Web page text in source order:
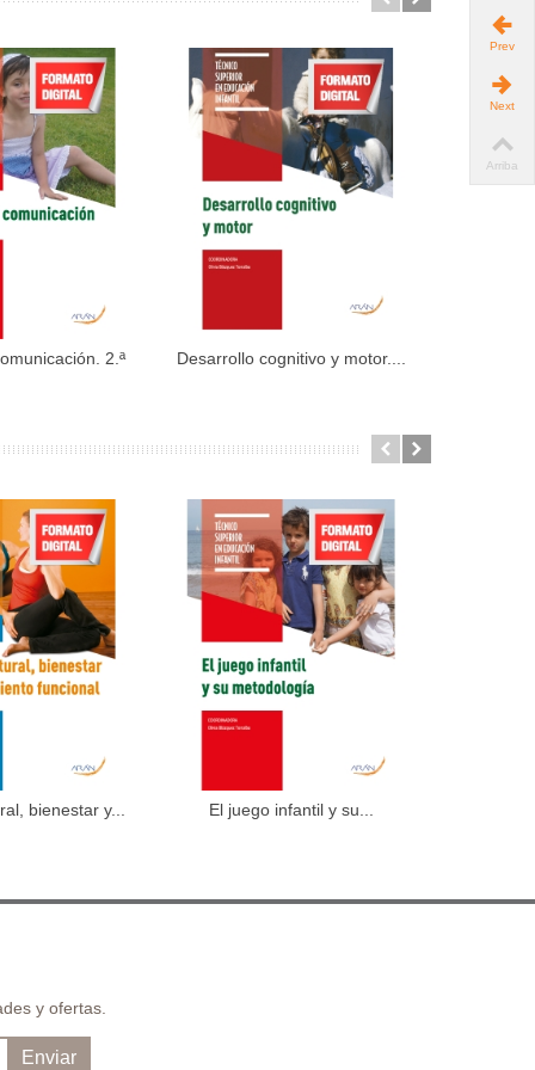
al carrito
2.ª
Añadir al carrito
Desarrollo cognitivo y motor....
al carrito
bienestar y... Añadir al carrito
El juego infantil y su...
y ofertas.
Enviar
Prev
Next
Arriba